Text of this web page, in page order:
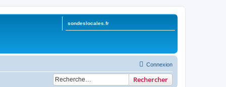
sondeslocales.fr
Connexion
Rechercher